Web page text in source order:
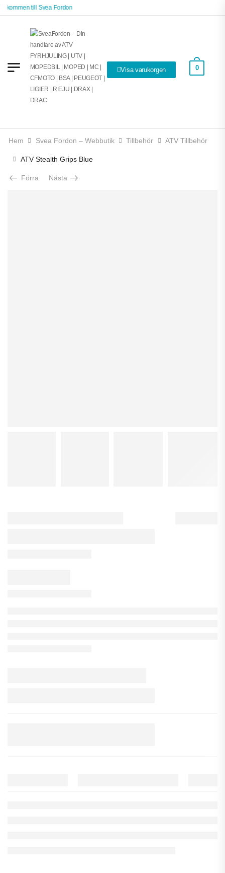
till Svea Fordon
Visa varukorgen 0
Hem Svea Fordon – Webbutik Tillbehör ATV Tillbehör
ATV Stealth Grips Blue
Förra Nästa